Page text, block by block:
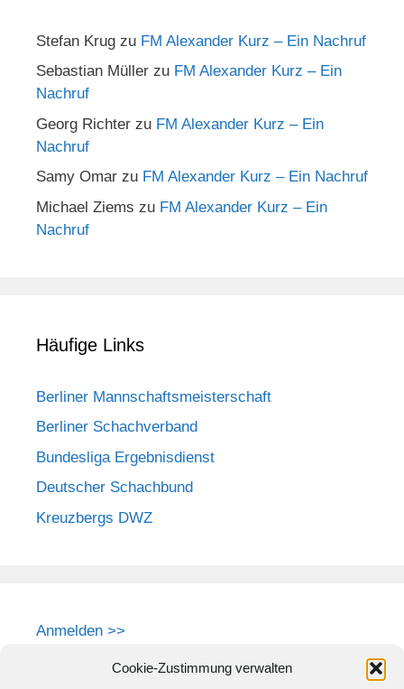
Cookie-Zustimmung verwalten
Stefan Krug zu FM Alexander Kurz – Ein Nachruf
Sebastian Müller zu FM Alexander Kurz – Ein
Nachruf
Georg Richter zu FM Alexander Kurz – Ein
Nachruf
Samy Omar zu FM Alexander Kurz – Ein Nachruf
Michael Ziems zu FM Alexander Kurz – Ein
Nachruf
Häufige Links
Berliner Mannschaftsmeisterschaft
Berliner Schachverband
Bundesliga Ergebnisdienst
Deutscher Schachbund
Kreuzbergs DWZ
Anmelden >>